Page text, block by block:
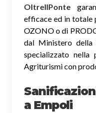
OltreIlPonte
efficace ed in totale
OZONO o di
dal Ministero della
specializzato
Agriturismi con
a Empoli